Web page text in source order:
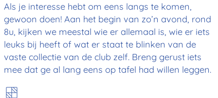
Als je interesse hebt om eens langs te komen,
gewoon doen! Aan het begin van zo’n avond, rond
8u, kijken we meestal wie er allemaal is, wie er iets
leuks bij heeft of wat er staat te blinken van de
vaste collectie van de club zelf. Breng gerust iets
mee dat ge al lang eens op tafel had willen leggen.